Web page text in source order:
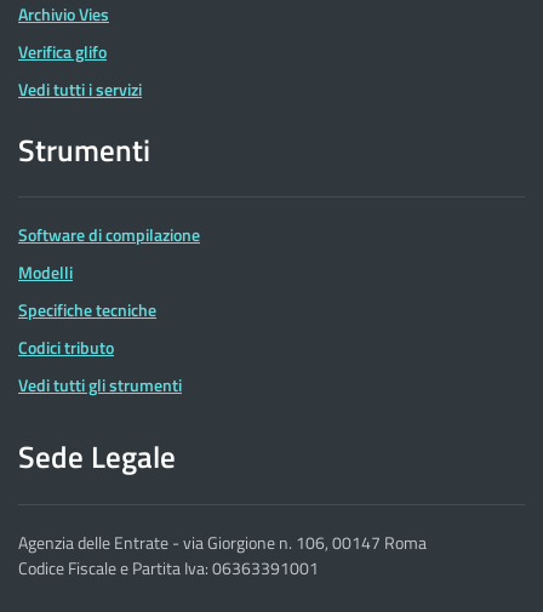
Archivio Vies
Verifica glifo
Vedi tutti i servizi
Strumenti
Software di compilazione
Modelli
Specifiche tecniche
Codici tributo
Vedi tutti gli strumenti
Sede Legale
Agenzia delle Entrate - via Giorgione n. 106, 00147 Roma
Codice Fiscale e Partita Iva: 06363391001